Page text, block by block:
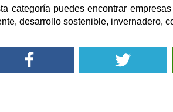
categoría puedes encontrar
desarrollo sostenible, invernadero,